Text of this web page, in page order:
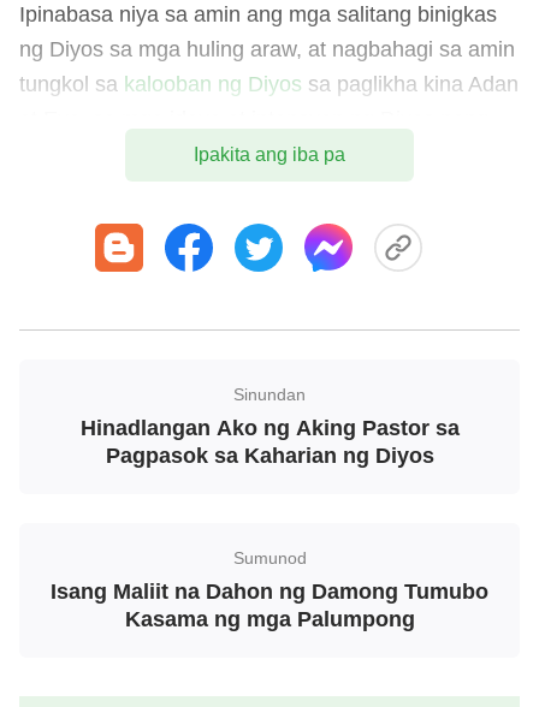
Ipinabasa niya sa amin ang mga salitang binigkas
ng Diyos sa mga huling araw, at nagbahagi sa amin
tungkol sa kalooban ng Diyos sa paglikha kina Adan
utusan Niya si Noe na bumuo ng arka, kung paano
nasaktan ang puso ng Diyos nang puksain Niya ang
mga tao noong panahon ni Noe, at iba pa. Sinabi
niya na ang mga hiwagang ito ay inihayag na lahat
hindi ay hindi ito mauunawaan ninuman. Naniwala
makapagpapaliwanag sa mga ideya sa likod ng
lahat ng Kanyang ginagawa. Kung hindi naparito
nang personal ang Diyos para magsalita at
Diyos? Labis akong naakit sa mga salita ng Diyos,
at nagpasiya akong siyasating mabuti ang gawain
Ipakita ang iba pa
Sinundan
Hinadlangan Ako ng Aking Pastor sa
Pagpasok sa Kaharian ng Diyos
Sumunod
Isang Maliit na Dahon ng Damong Tumubo
Kasama ng mga Palumpong